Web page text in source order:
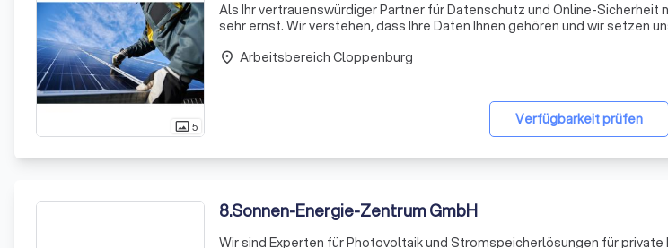
photo_size_select_actual5
Als Ihr vertrauenswürdiger Partner für Datenschutz und Online-Sicherheit
sehr ernst. Wir verstehen, dass Ihre Daten Ihnen gehören und wir setzen
Verfügbarkeit prüfen
place Arbeitsbereich Cloppenburg
8.Sonnen-Energie-Zentrum GmbH
Wir sind Experten für Photovoltaik und Stromspeicherlösungen für private